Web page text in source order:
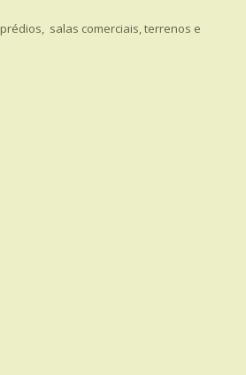
salas comerciais, terrenos e